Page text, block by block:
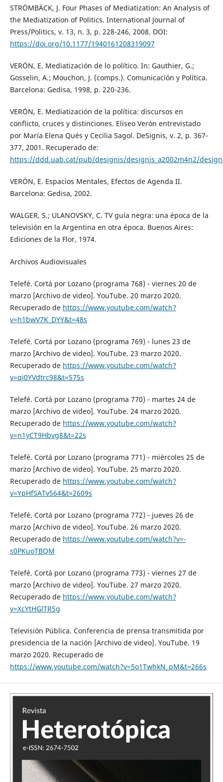
STRÖMBÄCK, J. Four Phases of Mediatization: An Analysis of
the Mediatization of Politics. International Journal of
Press/Politics, v. 13, n. 3, p. 228-246, 2008. DOI:
https://doi.org/10.1177/1940161208319097
VERÓN, E. Mediatización de lo político. In: Gauthier, G.;
Gosselin, A.; Mouchon, J. (comps.). Comunicación y Política.
Barcelona: Gedisa, 1998, p. 220-236.
VERÓN, E. Mediatización de la política: discursos en
conflicto, cruces y distinciones. Eliseo Verón entrevistado
por María Elena Qués y Cecilia Sagol. DeSignis, v. 2, p. 367-
377, 2001. Recuperado de:
https://ddd.uab.cat/pub/designis/designis_a2002m4n2/
VERÓN, E. Espacios Mentales, Efectos de Agenda II.
Barcelona: Gedisa, 2002.
WALGER, S.; ULANOVSKY, C. TV guía negra: una época de la
televisión en la Argentina en otra época. Buenos Aires:
Ediciones de la Flor, 1974.
Archivos Audiovisuales
Telefé. Cortá por Lozano (programa 768) - viernes 20 de
marzo [Archivo de video]. YouTube. 20 marzo 2020.
Recuperado de https://www.youtube.com/watch?
v=h1bwV7K_DYY&t=48s
Telefé. Cortá por Lozano (programa 769) - lunes 23 de
marzo [Archivo de video]. YouTube. 23 marzo 2020.
Recuperado de https://www.youtube.com/watch?
v=qi0YVdtrc98&t=575s
Telefé. Cortá por Lozano (programa 770) - martes 24 de
marzo [Archivo de video]. YouTube. 24 marzo 2020.
Recuperado de https://www.youtube.com/watch?
v=n1yCT9Hbvg8&t=22s
Telefé. Cortá por Lozano (programa 771) - miércoles 25 de
marzo [Archivo de video]. YouTube. 25 marzo 2020.
Recuperado de https://www.youtube.com/watch?
v=YpHfSATv564&t=2609s
Telefé. Cortá por Lozano (programa 772) - jueves 26 de
marzo [Archivo de video]. YouTube. 26 marzo 2020.
Recuperado de https://www.youtube.com/watch?v=-
s0PKuoTBQM
Telefé. Cortá por Lozano (programa 773) - viernes 27 de
marzo [Archivo de video]. YouTube. 27 marzo 2020.
Recuperado de https://www.youtube.com/watch?
v=XcYtHGlTR5g
Televisión Pública. Conferencia de prensa transmitida por
presidencia de la nación [Archivo de video]. YouTube. 19
marzo 2020. Recuperado de
https://www.youtube.com/watch?v=5o1TwhkN_pM&t=266s